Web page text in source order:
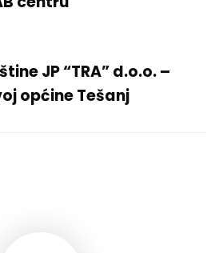
JP “TRA” d.o.o. –
općine Tešanj